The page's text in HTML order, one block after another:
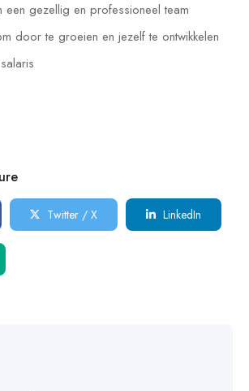
een gezellig en professioneel team
door te groeien en jezelf te ontwikkelen
Twitter / X LinkedIn